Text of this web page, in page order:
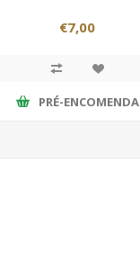
€7,00
PRÉ-ENCOMENDA